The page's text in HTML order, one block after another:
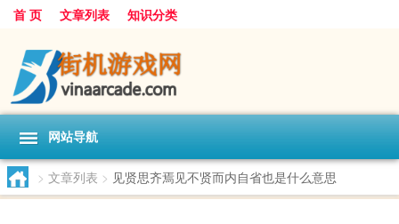
首 页 文章列表 知识分类
网站导航
> 文章列表 > 见贤思齐焉见不贤而内自省也是什么意思